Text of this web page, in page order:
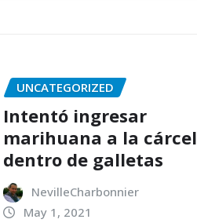
UNCATEGORIZED
Intentó ingresar
marihuana a la cárcel
dentro de galletas
NevilleCharbonnier
May 1, 2021